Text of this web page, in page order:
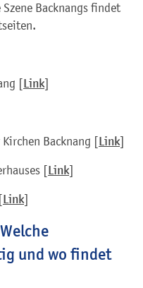
Backnangs findet
[Link]
Backnang [Link]
[Link]
Link]
und wo findet